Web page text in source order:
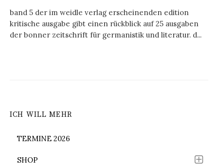
band 5 der im weidle verlag erscheinenden edition
kritische ausgabe gibt einen rückblick auf 25 ausgaben
der bonner zeitschrift für germanistik und literatur. d...
ICH WILL MEHR
TERMINE 2026
SHOP